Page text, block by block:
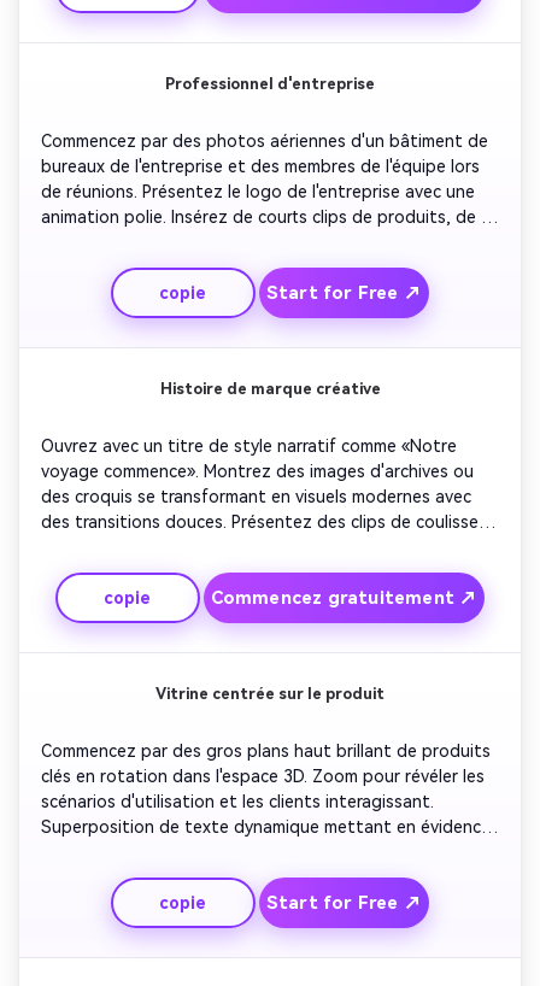
mettant l'accent sur les indicateurs de croissance ou les
points forts du produit. Fermez avec une animation de
Professionnel d'entreprise
Commencez par des photos aériennes d'un bâtiment de
bureaux de l'entreprise et des membres de l'équipe lors
de réunions. Présentez le logo de l'entreprise avec une
animation polie. Insérez de courts clips de produits, de
superpositions de texte mentionnant les valeurs et les
réalisations de l'entreprise. Utilisez des éléments de
design formels, des bleus riches et des tons dorés pour
une sensation premium. Conclure avec une déclaration de
copie Start for Free ↗
Histoire de marque créative
Ouvrez avec un titre de style narratif comme «Notre
voyage commence». Montrez des images d'archives ou
des croquis se transformant en visuels modernes avec
des transitions douces. Présentez des clips de coulisses
superposition des fondateurs ou des membres de
l'équipe. Terminez par une narration visuelle forte, en
utilisant des crescendos musicaux qui laissent un impact
émotionnel. Terminez avec votre logo et votre slogan
copie Commencez gratuitement ↗
Vitrine centrée sur le produit
Commencez par des gros plans haut brillant de produits
clés en rotation dans l'espace 3D. Zoom pour révéler les
scénarios d'utilisation et les clients interagissant.
Superposition de texte dynamique mettant en évidence
de lumière et des lueurs numériques pour un style
technologiquement avancé. Maintenez un rythme
élégant avec une musique synchronisée au rythme.
copie Start for Free ↗